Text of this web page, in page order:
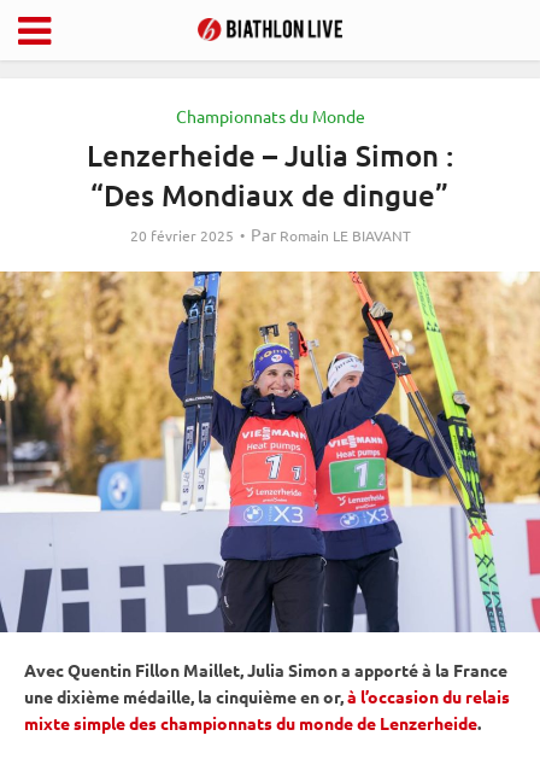
Championnats du Monde
Lenzerheide – Julia Simon :
“Des Mondiaux de dingue”
20 février 2025 Par Romain LE BIAVANT
Avec Quentin Fillon Maillet, Julia Simon a apporté à la France
une dixième médaille, la cinquième en or,à l’occasion du relais
mixte simple des championnats du monde de Lenzerheide.